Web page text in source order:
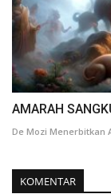
AMARAH
De Mozi Menerbitkan
KOMENTAR